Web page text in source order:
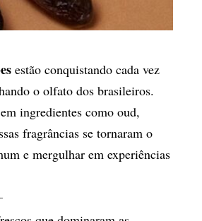
estão conquistando cada vez
o olfato dos brasileiros.
ingredientes como oud,
fragrâncias se tornaram o
e mergulhar em experiências